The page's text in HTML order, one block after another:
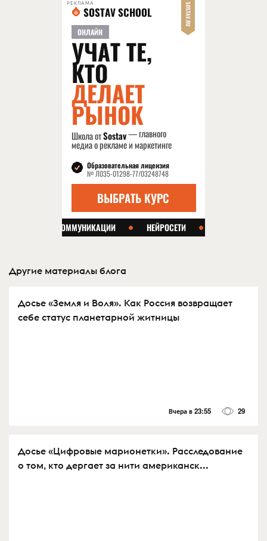
РЕКЛАМА
Другие материалы блога
Досье «Земля и Воля». Как Россия возвращает
себе статус планетарной житницы
Вчера в 23:55 29
Досье «Цифровые марионетки». Расследование
о том, кто дергает за нити американск...